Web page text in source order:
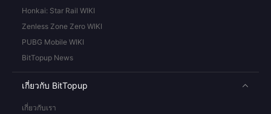
Honkai: Star Rail WIKI
Zenless Zone Zero WIKI
PUBG Mobile WIKI
BitTopup News
เกี่ยวกับ BitTopup
เกี่ยวกับเรา